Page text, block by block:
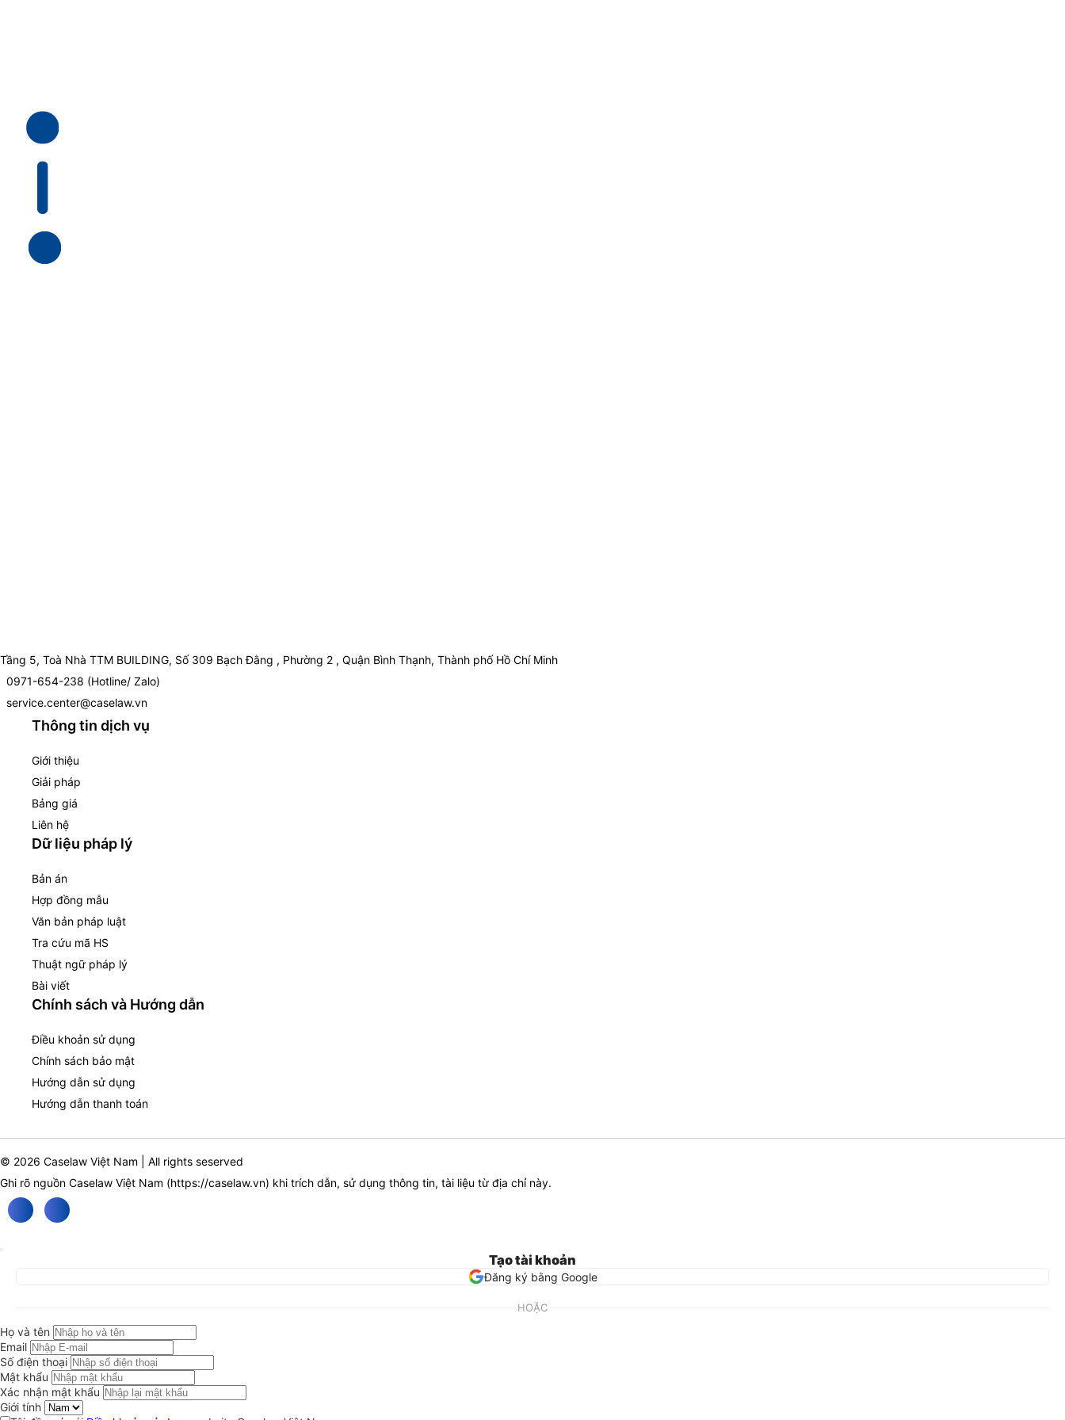
Tầng 5, Toà Nhà TTM BUILDING, Số 309 Bạch Đằng , Phường 2 , Quận Bình Thạnh, Thành phố Hồ Chí Minh
0971-654-238 (Hotline/ Zalo)
service.center@caselaw.vn
Thông tin dịch vụ
Giới thiệu
Giải pháp
Bảng giá
Liên hệ
Dữ liệu pháp lý
Bản án
Hợp đồng mẫu
Văn bản pháp luật
Tra cứu mã HS
Thuật ngữ pháp lý
Bài viết
Chính sách và Hướng dẫn
Điều khoản sử dụng
Chính sách bảo mật
Hướng dẫn sử dụng
Hướng dẫn thanh toán
© 2026 Caselaw Việt Nam | All rights seserved
Ghi rõ nguồn Caselaw Việt Nam (https://caselaw.vn) khi trích dẫn, sử dụng thông tin, tài liệu từ địa chỉ này.
Tạo tài khoản
Đăng ký bằng Google
HOẶC
Họ và tên
Email
Số điện thoại
Mật khẩu
Xác nhận mật khẩu
Giới tính